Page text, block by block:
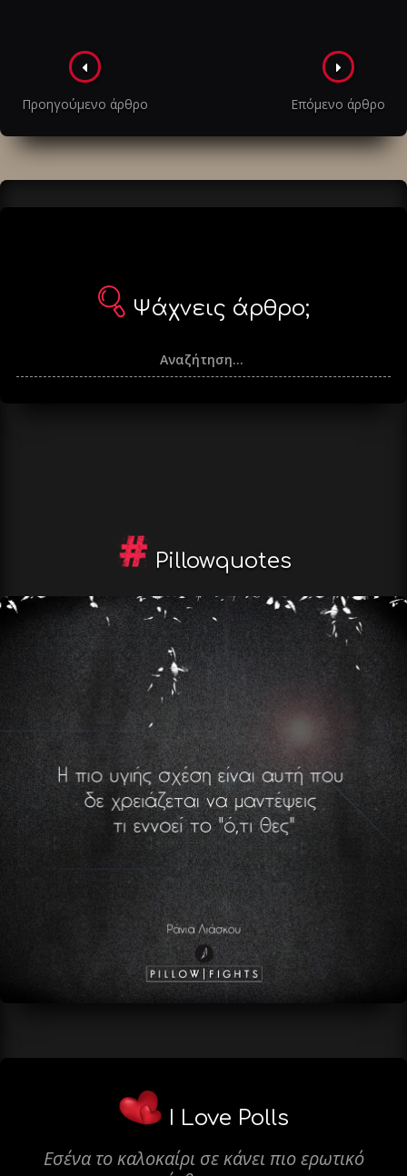
Πλοήγηση
στα
άρθρα
Προηγούμενο άρθρο Επόμενο άρθρο
Ψάχνεις άρθρο;
Pillowquotes
I Love Polls
Εσένα το καλοκαίρι σε κάνει πιο ερωτικό